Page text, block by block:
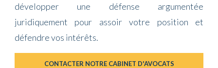
développer une défense argumentée
juridiquement pour assoir votre position et
défendre vos intérêts.
CONTACTER NOTRE CABINET D'AVOCATS